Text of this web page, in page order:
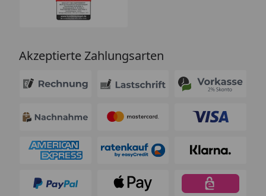
Akzeptierte Zahlungsarten